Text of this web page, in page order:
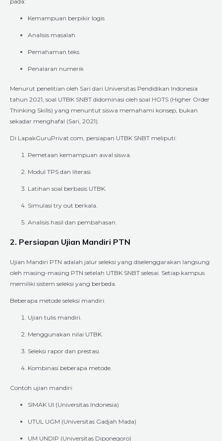
Kemampuan berpikir logis
Analisis masalah
Pemahaman teks
Penalaran numerik
Menurut penelitian oleh Sari dari Universitas Pendidikan Indonesia
tahun 2021, soal UTBK SNBT didominasi oleh soal HOTS (Higher Order
Thinking Skills) yang menuntut siswa memahami konsep, bukan
sekadar menghafal (Sari, 2021).
Di LapakGuruPrivat.com, persiapan UTBK SNBT meliputi:
Pemetaan kemampuan awal siswa.
Modul TPS dan literasi.
Latihan soal berbasis UTBK.
Simulasi try out berkala.
Analisis hasil dan pembahasan.
2. Persiapan Ujian Mandiri PTN
Ujian Mandiri PTN adalah jalur seleksi yang diselenggarakan langsung
oleh masing-masing PTN setelah UTBK SNBT selesai. Setiap kampus
memiliki sistem seleksi yang berbeda.
Beberapa metode seleksi mandiri:
Ujian tulis mandiri.
Menggunakan nilai UTBK.
Seleksi rapor dan prestasi.
Kombinasi beberapa metode.
Contoh ujian mandiri:
SIMAK UI (Universitas Indonesia)
UTUL UGM (Universitas Gadjah Mada)
UM UNDIP (Universitas Diponegoro)